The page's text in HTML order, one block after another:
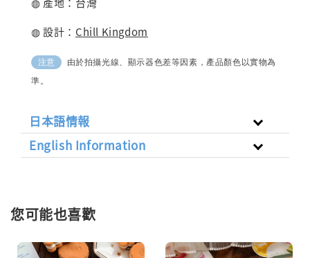
◍ 設計： Chill Kingdom
注意
由於拍攝光線、顯示器色差等因素，產品顏色以實物為
準。
日本語情報
English Information
您可能也喜歡